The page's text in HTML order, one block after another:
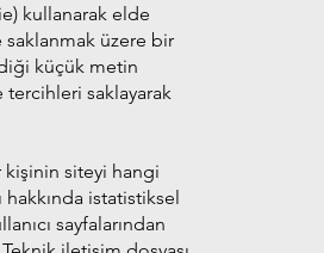
kullanarak elde
üzere bir
küçük metin
tercihleri saklayarak
siteyi hangi
istatistiksel
sayfalarından